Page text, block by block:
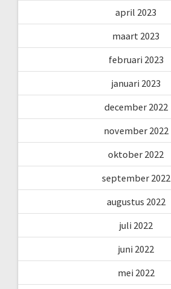
april 2023
maart 2023
februari 2023
januari 2023
december 2022
november 2022
oktober 2022
september 2022
augustus 2022
juli 2022
juni 2022
mei 2022